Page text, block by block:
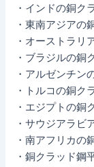
・インドの銅ク
・東南アジアの
・オーストラリ
・ブラジルの銅
・アルゼンチン
・トルコの銅ク
・エジプトの銅
・サウジアラビ
・南アフリカの
・銅クラッド鋼